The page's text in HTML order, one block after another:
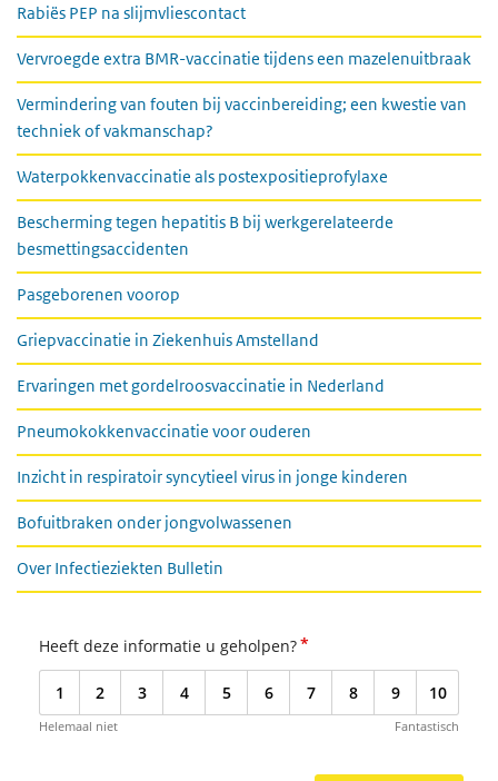
Rabiës PEP na slijmvliescontact
Vervroegde extra BMR-vaccinatie tijdens een mazelenuitbraak
Vermindering van fouten bij vaccinbereiding; een kwestie van
techniek of vakmanschap?
Waterpokkenvaccinatie als postexpositieprofylaxe
Bescherming tegen hepatitis B bij werkgerelateerde
besmettingsaccidenten
Pasgeborenen voorop
Griepvaccinatie in Ziekenhuis Amstelland
Ervaringen met gordelroosvaccinatie in Nederland
Pneumokokkenvaccinatie voor ouderen
Inzicht in respiratoir syncytieel virus in jonge kinderen
Bofuitbraken onder jongvolwassenen
Over Infectieziekten Bulletin
Heeft deze informatie u geholpen?*
1 2 3 4 5 6 7 8 9 10
Helemaal niet Fantastisch